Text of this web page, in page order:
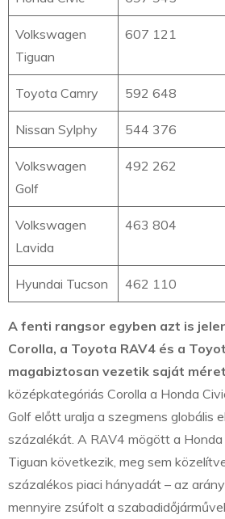
Volkswagen
Tiguan
607 121
Toyota Camry 592 648
Nissan Sylphy 544 376
Volkswagen
Golf
492 262
Volkswagen
Lavida
463 804
Hyundai Tucson 462 110
A fenti rangsor egyben azt is
Corolla, a Toyota RAV4 és a
magabiztosan vezetik saját
középkategóriás Corolla a Honda
Golf előtt uralja a szegmens globális
százalékát. A RAV4 mögött a
Tiguan következik, meg sem
százalékos piaci hányadát – az
mennyire zsúfolt a